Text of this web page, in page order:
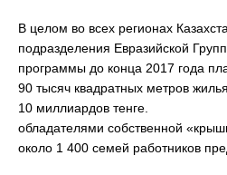
В целом во всех регионах
подразделения Евразийской
программы до конца 2017 года
90 тысяч квадратных метров
10 миллиардов тенге.
обладателями собственной
около 1 400 семей работников